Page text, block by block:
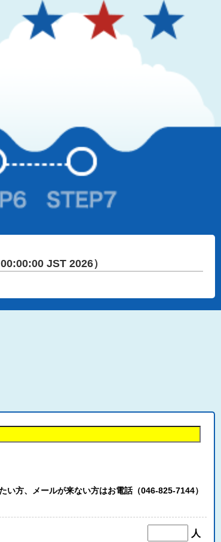
JST 2026）
方、メールが来ない方はお電話（046-825-7144）
人